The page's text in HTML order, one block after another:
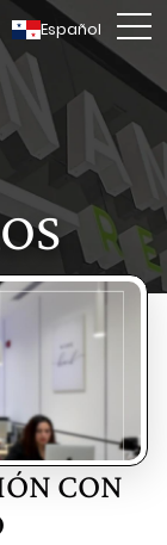
Español
CON